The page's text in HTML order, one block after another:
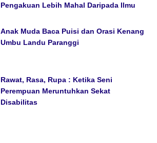
Pengakuan Lebih Mahal Daripada Ilmu
Anak Muda Baca Puisi dan Orasi Kenang
Umbu Landu Paranggi
Rawat, Rasa, Rupa : Ketika Seni
Perempuan Meruntuhkan Sekat
Disabilitas